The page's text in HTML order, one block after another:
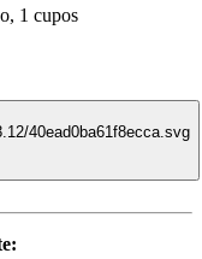
, 1 cupos